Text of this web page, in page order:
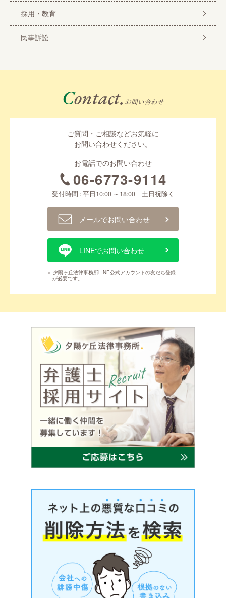
採用・教育
民事訴訟
Contact. お問い合わせ
ご質問・ご相談などお気軽に
お問い合わせください。
お電話でのお問い合わせ
06-6773-9114
受付時間 : 平日10:00 ～18:00 土日祝除く
メールでお問い合わせ
LINEでお問い合わせ
※ 夕陽ヶ丘法律事務所LINE公式アカウントの友だち登録
が必要です。